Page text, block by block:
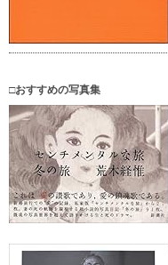
□おすすめの写真集